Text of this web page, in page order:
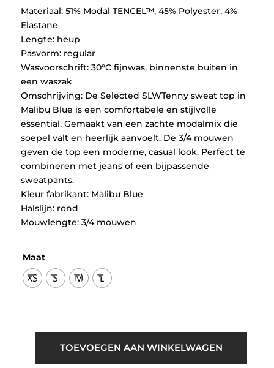
Materiaal: 51% Modal TENCEL™, 45% Polyester, 4%
Elastane
Lengte: heup
Pasvorm: regular
Wasvoorschrift: 30°C fijnwas, binnenste buiten in
een waszak
Omschrijving: De Selected SLWTenny sweat top in
Malibu Blue is een comfortabele en stijlvolle
essential. Gemaakt van een zachte modalmix die
soepel valt en heerlijk aanvoelt. De 3/4 mouwen
geven de top een moderne, casual look. Perfect te
combineren met jeans of een bijpassende
sweatpants.
Kleur fabrikant: Malibu Blue
Halslijn: rond
Mouwlengte: 3/4 mouwen
Maat
XS S M L
TOEVOEGEN AAN WINKELWAGEN